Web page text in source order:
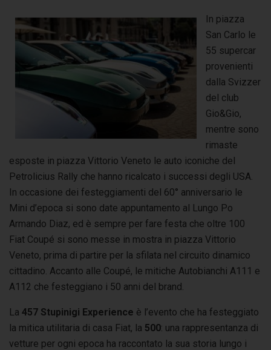
In piazza
San Carlo le
55 supercar
provenienti
dalla Svizzer
del club
Gio&Gio,
mentre sono
rimaste
esposte in piazza Vittorio Veneto le auto iconiche del
Petrolicius Rally che hanno ricalcato i successi degli USA.
In occasione dei festeggiamenti del 60° anniversario le
Mini d’epoca si sono date appuntamento al Lungo Po
Armando Diaz, ed è sempre per fare festa che oltre 100
Fiat Coupé si sono messe in mostra in piazza Vittorio
Veneto, prima di partire per la sfilata nel circuito dinamico
cittadino. Accanto alle Coupé, le mitiche Autobianchi A111 e
A112 che festeggiano i 50 anni del brand.
La 457 Stupinigi Experience è l’evento che ha festeggiato
la mitica utilitaria di casa Fiat, la 500: una rappresentanza di
vetture per ogni epoca ha raccontato la sua storia lungo i